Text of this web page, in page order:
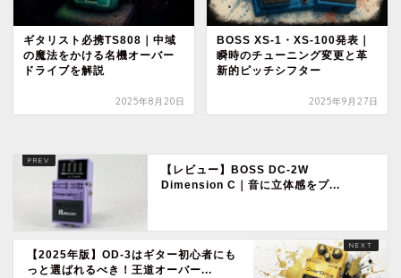
ギタリスト必携TS808｜中域
の魔法をかける名機オーバー
ドライブを解説
2025年8月20日
BOSS XS-1・XS-100発表｜
瞬時のチューニング変更と革
新的ピッチシフター
2025年9月27日
【レビュー】BOSS DC-2W
Dimension C｜音に立体感をプ...
【2025年版】OD-3はギター初心者にも
っと選ばれるべき！王道オーバー...